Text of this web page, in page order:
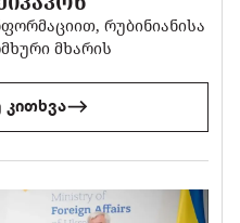
რუბინიანისა
მხარის